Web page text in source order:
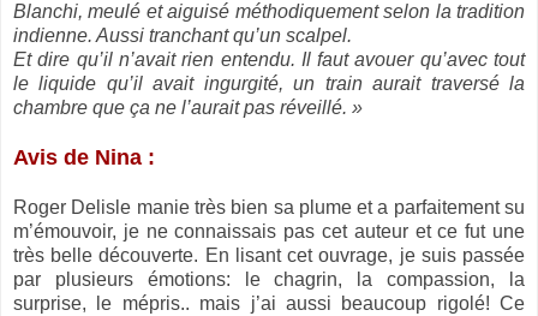
Blanchi, meulé et aiguisé méthodiquement selon la tradition
indienne. Aussi tranchant qu’un scalpel.
Et dire qu’il n’avait rien entendu. Il faut avouer qu’avec tout
le liquide qu’il avait ingurgité, un train aurait traversé la
chambre que ça ne l’aurait pas réveillé. »
Avis de Nina :
Roger Delisle manie très bien sa plume et a parfaitement su
m’émouvoir, je ne connaissais pas cet auteur et ce fut une
très belle découverte. En lisant cet ouvrage, je suis passée
par plusieurs émotions: le chagrin, la compassion, la
surprise, le mépris.. mais j’ai aussi beaucoup rigolé! Ce